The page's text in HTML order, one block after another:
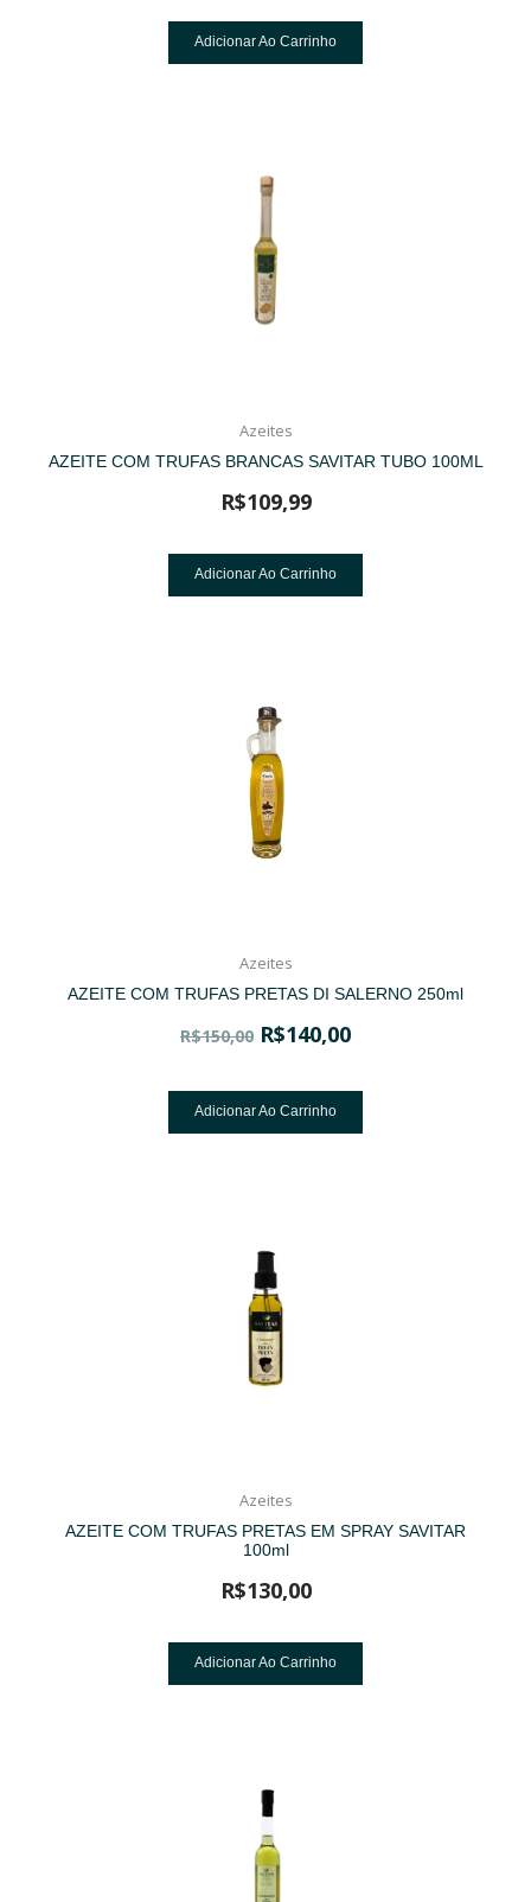
Adicionar Ao Carrinho
Azeites
AZEITE COM TRUFAS BRANCAS SAVITAR TUBO 100ML
R$109,99
Adicionar Ao Carrinho
Azeites
AZEITE COM TRUFAS PRETAS DI SALERNO 250ml
R$150,00 R$140,00
Adicionar Ao Carrinho
Azeites
AZEITE COM TRUFAS PRETAS EM SPRAY SAVITAR
100ml
R$130,00
Adicionar Ao Carrinho